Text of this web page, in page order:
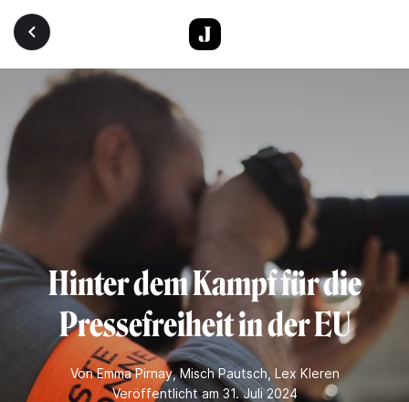
Direkt zum Inhalt
Hinter dem Kampf für die
Pressefreiheit in der EU
VonEmma Pirnay,Misch Pautsch, Lex Kleren
Veröffentlicht am 31. Juli 2024